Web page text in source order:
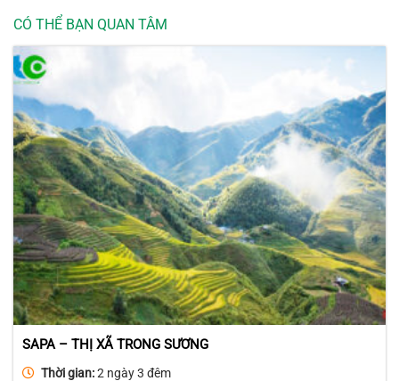
CÓ THỂ BẠN QUAN TÂM
SAPA – THỊ XÃ TRONG SƯƠNG
Thời gian:2 ngày 3 đêm